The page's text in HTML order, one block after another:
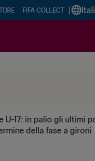
FIFA COLLECT
U-17: in palio gli ultimi
della fase a gironi